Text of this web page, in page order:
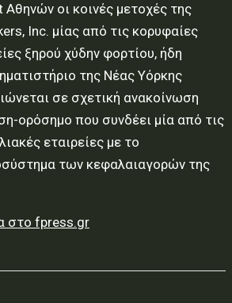
οι κοινές μετοχές της
Inc. μίας από τις κορυφαίες
ξηρού χύδην φορτίου, ήδη
της Νέας Υόρκης
σε σχετική ανακοίνωση
ορόσημο που συνδέει μία από τις
εταιρείες με το
των κεφαλαιαγορών της
στο fpress.gr